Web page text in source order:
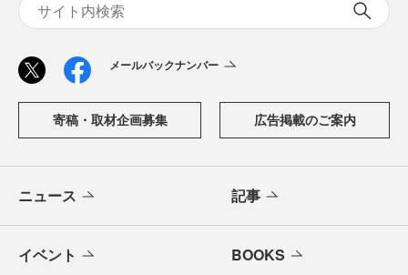
メールバックナンバー
寄稿・取材企画募集 広告掲載のご案内
ニュース 記事
イベント BOOKS